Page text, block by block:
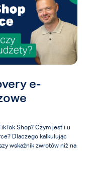
e-
Shop? Czym jest i u
Dlaczego kalkulując
wskaźnik zwrotów niż na